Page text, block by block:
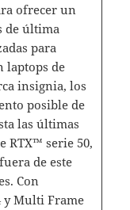
ofrecer un
de última
para
laptops de
insignia, los
posible de
las últimas
RTX™ serie 50,
de este
Con
y Multi Frame